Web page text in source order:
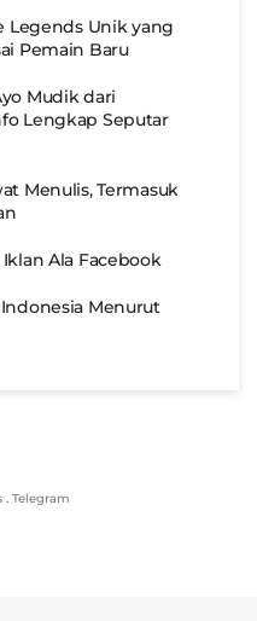
Legends Unik yang
Pemain Baru
Mudik dari
Lengkap Seputar
Menulis, Termasuk
Ala Facebook
Menurut
. Telegram